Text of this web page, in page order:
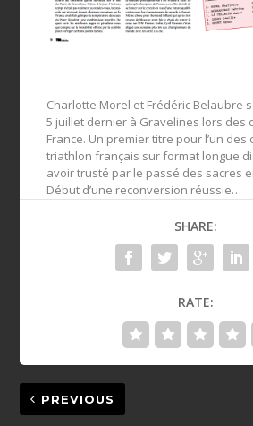
Charlotte Morel et Frédéric Belaubre
5 juillet dernier à Gravelines lors des
France. Un premier titre pour l’un des
triathlon français sur format longue
avoir trusté par le passé des sacres
Début d’une reconversion réussie…
SHARE:
RATE:
PREVIOUS